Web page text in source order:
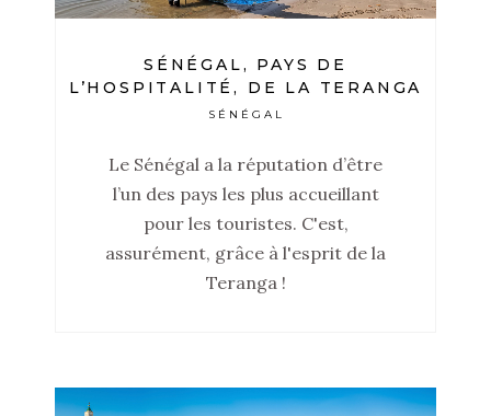
SÉNÉGAL, PAYS DE
L’HOSPITALITÉ, DE LA TERANGA
SÉNÉGAL
Le Sénégal a la réputation d’être
l’un des pays les plus accueillant
pour les touristes. C'est,
assurément, grâce à l'esprit de la
Teranga !